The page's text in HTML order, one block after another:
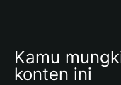
Kamu
konten ini